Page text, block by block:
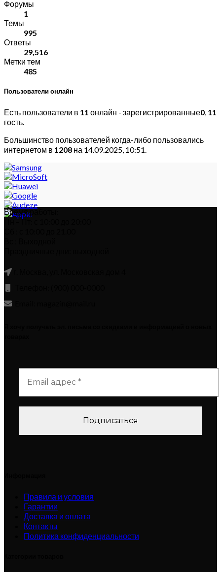
Форумы
1
Темы
995
Ответы
29,516
Метки тем
485
Пользователи онлайн
Есть пользователи в 11 онлайн - зарегистрированные0, 11
гость.
Большинство пользователей когда-либо пользовались
интернетом в 1208 на 14.09.2025, 10:51.
Время работы:
Пн – Пт: с 10:00 до 20:00
Правила и условия
Гарантии
Доставка и оплата
Контакты
Политика конфиденциальности